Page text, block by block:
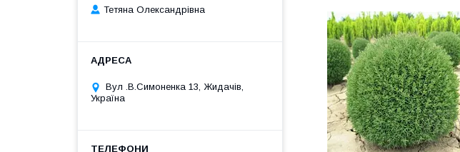
Тетяна Олександрівна
Вул .В.Симоненка 13, Жидачів,
Україна